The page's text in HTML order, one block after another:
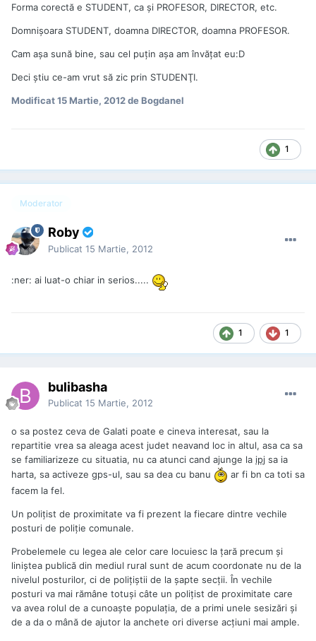
Forma corectă e STUDENT, ca şi PROFESOR, DIRECTOR, etc.
Domnişoara STUDENT, doamna DIRECTOR, doamna PROFESOR.
Cam aşa sună bine, sau cel puţin aşa am învăţat eu:D
Deci ştiu ce-am vrut să zic prin STUDENŢI.
Modificat15 Martie, 2012de Bogdanel
1
Moderator
Roby
Publicat 15 Martie, 2012
:ner: ai luat-o chiar in serios.....
1 1
bulibasha
Publicat 15 Martie, 2012
o sa postez ceva de Galati poate e cineva interesat, sau la
repartitie vrea sa aleaga acest judet neavand loc in altul, asa ca sa
se familiarizeze cu situatia, nu ca atunci cand ajunge la ipj sa ia
harta, sa activeze gps-ul, sau sa dea cu banu
ar fi bn ca toti sa
facem la fel.
Un poliţist de proximitate va fi prezent la fiecare dintre vechile
posturi de poliţie comunale.
Probelemele cu legea ale celor care locuiesc la ţară precum şi
liniştea publică din mediul rural sunt de acum coordonate nu de la
nivelul posturilor, ci de poliţiştii de la şapte secţii. În vechile
posturi va mai rămâne totuşi câte un poliţist de proximitate care
va avea rolul de a cunoaşte populaţia, de a primi unele sesizări şi
de a da o mână de ajutor la anchete ori diverse acţiuni mai ample.